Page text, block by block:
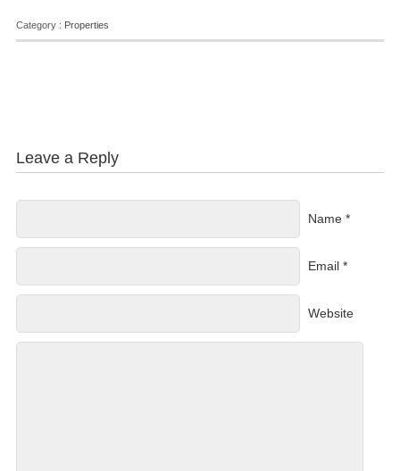
Category : Properties
Leave a Reply
Name *
Email *
Website